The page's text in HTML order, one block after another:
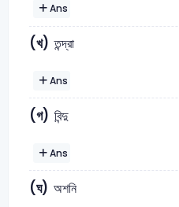
Ans
(খ) তন্দ্রা
Ans
(গ) বিন্দু
Ans
(ঘ) অশনি